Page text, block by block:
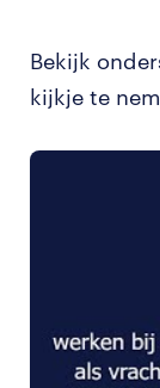
Bekijk
kijkje te